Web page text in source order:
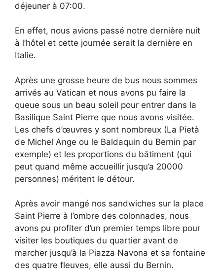
déjeuner à 07:00.
En effet, nous avions passé notre dernière nuit
à l’hôtel et cette journée serait la dernière en
Italie.
Après une grosse heure de bus nous sommes
arrivés au Vatican et nous avons pu faire la
queue sous un beau soleil pour entrer dans la
Basilique Saint Pierre que nous avons visitée.
Les chefs d’œuvres y sont nombreux (La Pietà
de Michel Ange ou le Baldaquin du Bernin par
exemple) et les proportions du bâtiment (qui
peut quand même accueillir jusqu’a 20000
personnes) méritent le détour.
Après avoir mangé nos sandwiches sur la place
Saint Pierre à l’ombre des colonnades, nous
avons pu profiter d’un premier temps libre pour
visiter les boutiques du quartier avant de
marcher jusqu’à la Piazza Navona et sa fontaine
des quatre fleuves, elle aussi du Bernin.